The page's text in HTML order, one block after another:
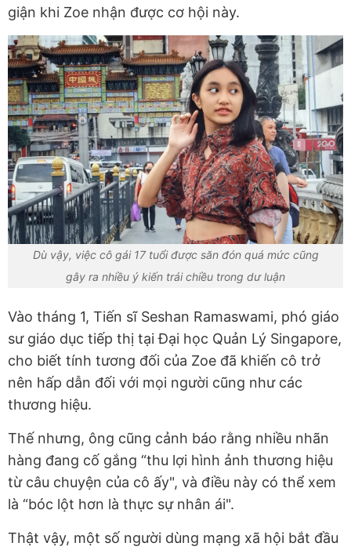
giận khi Zoe nhận được cơ hội này.
Dù vậy, việc cô gái 17 tuổi được săn đón quá mức cũng
gây ra nhiều ý kiến trái chiều trong dư luận
Vào tháng 1, Tiến sĩ Seshan Ramaswami, phó giáo
sư giáo dục tiếp thị tại Đại học Quản Lý Singapore,
cho biết tính tương đối của Zoe đã khiến cô trở
nên hấp dẫn đối với mọi người cũng như các
thương hiệu.
Thế nhưng, ông cũng cảnh báo rằng nhiều nhãn
hàng đang cố gắng “thu lợi hình ảnh thương hiệu
từ câu chuyện của cô ấy", và điều này có thể xem
là “bóc lột hơn là thực sự nhân ái".
Thật vậy, một số người dùng mạng xã hội bắt đầu